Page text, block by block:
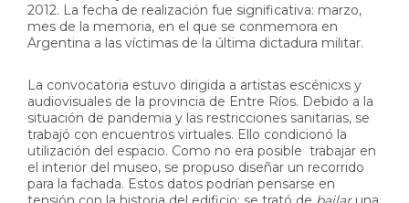
2012. La fecha de realización fue significativa: marzo,
mes de la memoria, en el que se conmemora en
Argentina a las víctimas de la última dictadura militar.
La convocatoria estuvo dirigida a artistas escénicxs y
audiovisuales de la provincia de Entre Ríos. Debido a la
situación de pandemia y las restricciones sanitarias, se
trabajó con encuentros virtuales. Ello condicionó la
utilización del espacio. Como no era posible trabajar en
el interior del museo, se propuso diseñar un recorrido
para la fachada. Estos datos podrían pensarse en